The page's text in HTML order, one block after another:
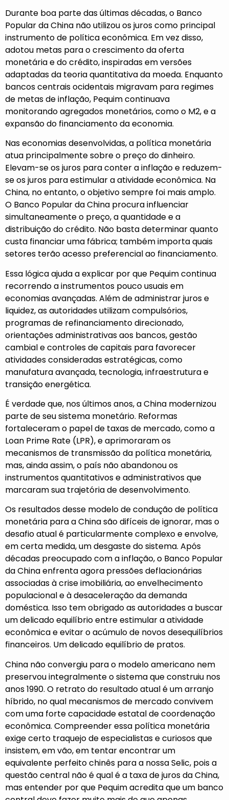
Durante boa parte das últimas décadas, o Banco
Popular da China não utilizou os juros como principal
instrumento de política econômica. Em vez disso,
adotou metas para o crescimento da oferta
monetária e do crédito, inspiradas em versões
adaptadas da teoria quantitativa da moeda. Enquanto
bancos centrais ocidentais migravam para regimes
de metas de inflação, Pequim continuava
monitorando agregados monetários, como o M2, e a
expansão do financiamento da economia.
Nas economias desenvolvidas, a política monetária
atua principalmente sobre o preço do dinheiro.
Elevam-se os juros para conter a inflação e reduzem-
se os juros para estimular a atividade econômica. Na
China, no entanto, o objetivo sempre foi mais amplo.
O Banco Popular da China procura influenciar
simultaneamente o preço, a quantidade e a
distribuição do crédito. Não basta determinar quanto
custa financiar uma fábrica; também importa quais
setores terão acesso preferencial ao financiamento.
Essa lógica ajuda a explicar por que Pequim continua
recorrendo a instrumentos pouco usuais em
economias avançadas. Além de administrar juros e
liquidez, as autoridades utilizam compulsórios,
programas de refinanciamento direcionado,
orientações administrativas aos bancos, gestão
cambial e controles de capitais para favorecer
atividades consideradas estratégicas, como
manufatura avançada, tecnologia, infraestrutura e
transição energética.
É verdade que, nos últimos anos, a China modernizou
parte de seu sistema monetário. Reformas
fortaleceram o papel de taxas de mercado, como a
Loan Prime Rate (LPR), e aprimoraram os
mecanismos de transmissão da política monetária,
mas, ainda assim, o país não abandonou os
instrumentos quantitativos e administrativos que
marcaram sua trajetória de desenvolvimento.
Os resultados desse modelo de condução de política
monetária para a China são difíceis de ignorar, mas o
desafio atual é particularmente complexo e envolve,
em certa medida, um desgaste do sistema. Após
décadas preocupado com a inflação, o Banco Popular
da China enfrenta agora pressões deflacionárias
associadas à crise imobiliária, ao envelhecimento
populacional e à desaceleração da demanda
doméstica. Isso tem obrigado as autoridades a buscar
um delicado equilíbrio entre estimular a atividade
econômica e evitar o acúmulo de novos desequilíbrios
financeiros. Um delicado equilíbrio de pratos.
China não convergiu para o modelo americano nem
preservou integralmente o sistema que construiu nos
anos 1990. O retrato do resultado atual é um arranjo
híbrido, no qual mecanismos de mercado convivem
com uma forte capacidade estatal de coordenação
econômica. Compreender essa política monetária
exige certo traquejo de especialistas e curiosos que
insistem, em vão, em tentar encontrar um
equivalente perfeito chinês para a nossa Selic, pois a
questão central não é qual é a taxa de juros da China,
mas entender por que Pequim acredita que um banco